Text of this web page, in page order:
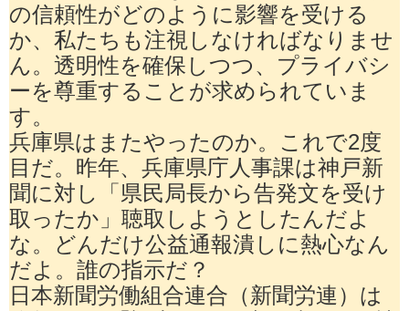
の信頼性がどのように影響を受ける
か、私たちも注視しなければなりませ
ん。透明性を確保しつつ、プライバシ
ーを尊重することが求められていま
す。
兵庫県はまたやったのか。これで2度
目だ。昨年、兵庫県庁人事課は神戸新
聞に対し「県民局長から告発文を受け
取ったか」聴取しようとしたんだよ
な。どんだけ公益通報潰しに熱心なん
だよ。誰の指示だ？
日本新聞労働組合連合（新聞労連）は